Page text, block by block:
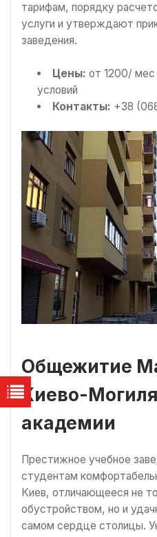
тарифам, порядку
услуги и утверждают
заведения.
Цены: от 1200/ мес
условий
Контакты: +38
Общежитие
Киево-
академии
Престижное учебное
студентам
Киев, отличающееся не
обустройством, но и
самом сердце столицы.